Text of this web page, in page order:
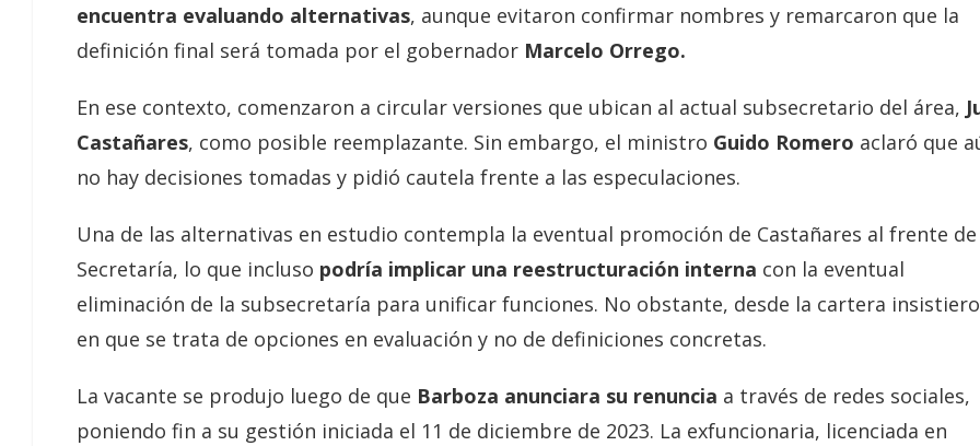
encuentra evaluando alternativas, aunque evitaron confirmar nombres y remarcaron que la
definición final será tomada por el gobernador Marcelo Orrego.
En ese contexto, comenzaron a circular versiones que ubican al actual subsecretario del área,
Castañares, como posible reemplazante. Sin embargo, el ministro Guido Romero aclaró que
no hay decisiones tomadas y pidió cautela frente a las especulaciones.
Una de las alternativas en estudio contempla la eventual promoción de Castañares al frente
Secretaría, lo que incluso podría implicar una reestructuración interna con la eventual
eliminación de la subsecretaría para unificar funciones. No obstante, desde la cartera
en que se trata de opciones en evaluación y no de definiciones concretas.
La vacante se produjo luego de que Barboza anunciara su renuncia a través de redes sociales,
poniendo fin a su gestión iniciada el 11 de diciembre de 2023. La exfuncionaria, licenciada en